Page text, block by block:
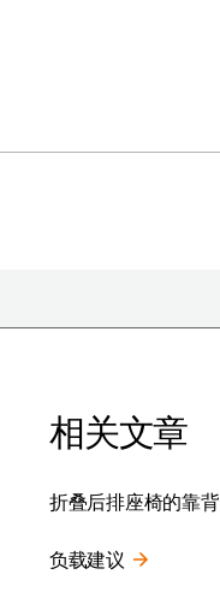
相关文章
折叠后排座椅的靠背
负载建议